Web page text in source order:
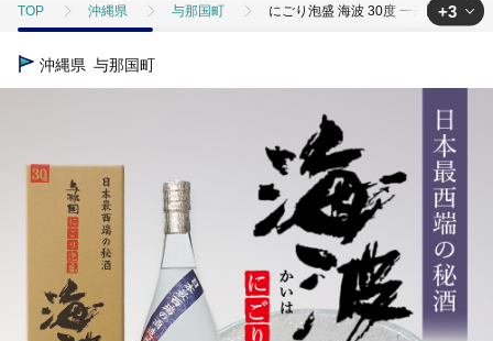
TOP 沖縄県 与那国町 にごり泡盛 海波 30度 一升瓶
TOP
にごり泡盛 海波 30度 一升瓶 1800ml
+3
沖縄県 与那国町